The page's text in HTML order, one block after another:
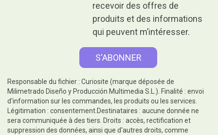
recevoir des offres de
produits et des informations
qui peuvent m’intéresser.
Responsable du fichier : Curiosite (marque déposée de
Milimetrado Diseño y Producción Multimedia S.L.). Finalité : envoi
d'information sur les commandes, les produits ou les services.
Légitimation : consentement.Destinataires : aucune donnée ne
sera communiquée à des tiers. Droits : accès, rectification et
suppression des données, ainsi que d'autres droits, comme